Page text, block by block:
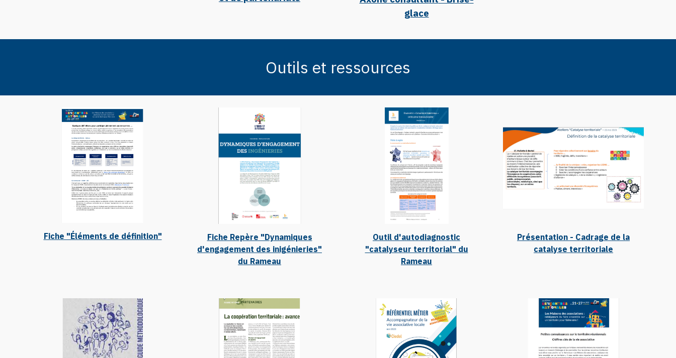
glace
Outils et ressources
Fiche "Éléments de définition"
Fiche Repère "Dynamiques
d'engagement des inigénieries"
du Rameau
Outil d'autodiagnostic
"catalyseur territorial" du
Rameau
Présentation - Cadrage de la
catalyse territoriale